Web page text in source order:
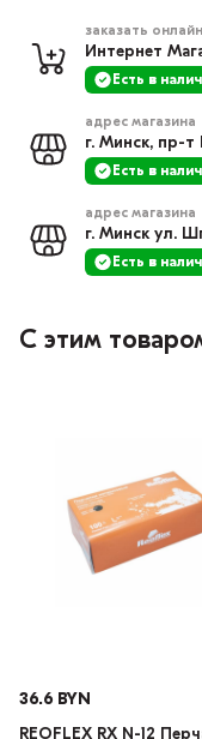
заказать онлайн
Интернет
Есть в
адрес магазина
г. Минск, пр-т
Есть в
адрес магазина
г. Минск ул.
Есть в
С этим
36.6 BYN
REOFLEX RX N-12